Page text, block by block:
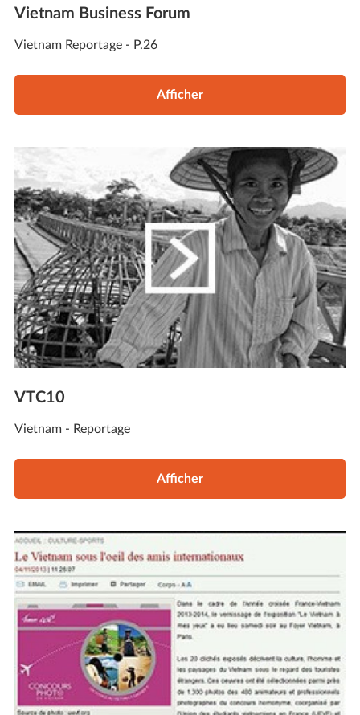
Vietnam Business Forum
Vietnam Reportage - P.26
Afficher
VTC10
Vietnam - Reportage
Afficher